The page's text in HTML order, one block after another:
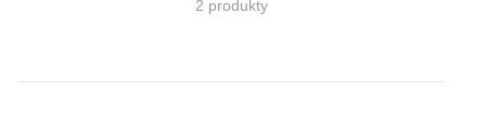
2 produkty